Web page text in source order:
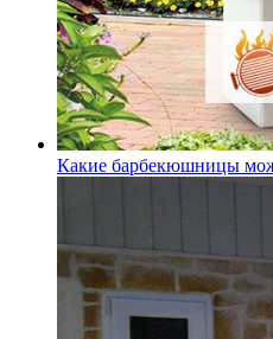
Какие барбекюшницы